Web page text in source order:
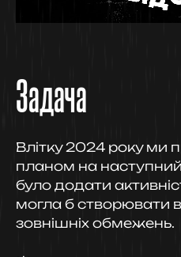
Задача
Влітку 2024 року ми
планом на
було додати
могла б створювати
зовнішніх обмежень.